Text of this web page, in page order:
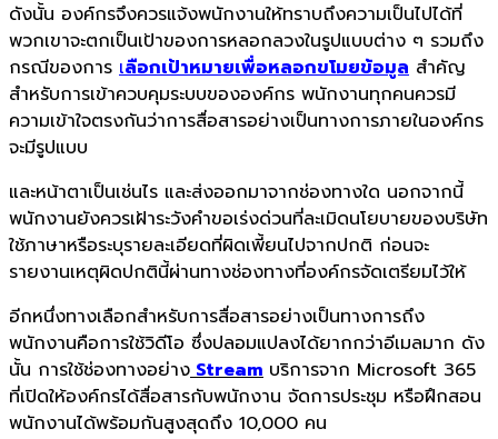
ดังนั้น องค์กรจึงควรแจ้งพนักงานให้ทราบถึงความเป็นไปได้ที่
พวกเขาจะตกเป็นเป้าของการหลอกลวงในรูปแบบต่าง ๆ รวมถึง
กรณีของการ เลือกเป้าหมายเพื่อหลอกขโมยข้อมูล สำคัญ
สำหรับการเข้าควบคุมระบบขององค์กร พนักงานทุกคนควรมี
ความเข้าใจตรงกันว่าการสื่อสารอย่างเป็นทางการภายในองค์กร
จะมีรูปแบบ
และหน้าตาเป็นเช่นไร และส่งออกมาจากช่องทางใด นอกจากนี้
พนักงานยังควรเฝ้าระวังคำขอเร่งด่วนที่ละเมิดนโยบายของบริษัท
ใช้ภาษาหรือระบุรายละเอียดที่ผิดเพี้ยนไปจากปกติ ก่อนจะ
รายงานเหตุผิดปกตินี้ผ่านทางช่องทางที่องค์กรจัดเตรียมไว้ให้
อีกหนึ่งทางเลือกสำหรับการสื่อสารอย่างเป็นทางการถึง
พนักงานคือการใช้วิดีโอ ซึ่งปลอมแปลงได้ยากกว่าอีเมลมาก ดัง
นั้น การใช้ช่องทางอย่าง Stream บริการจาก Microsoft 365
ที่เปิดให้องค์กรได้สื่อสารกับพนักงาน จัดการประชุม หรือฝึกสอน
พนักงานได้พร้อมกันสูงสุดถึง 10,000 คน